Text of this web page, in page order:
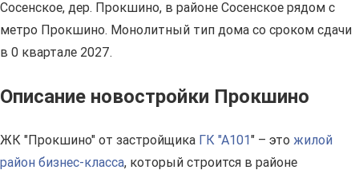
Сосенское, дер. Прокшино, в районе Сосенское рядом с
метро Прокшино. Монолитный тип дома со сроком сдачи
в 0 квартале 2027.
Описание новостройки Прокшино
ЖК "Прокшино" от застройщика ГК "А101" – это жилой
район бизнес-класса, который строится в районе